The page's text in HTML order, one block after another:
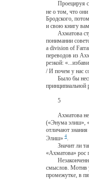
Проецируя
не о том, что
Бродского,
и свою книгу
Ахматова
понимании
a division of
переводов из
резкой:
/ И почем у нас
Было бы
принципиальной
5
Ахматова
(«Энума элиш»,
отличают
Элиш» 4
Значит ли
«Ахматова» рос
смыслов. Мотив
промежутке, в